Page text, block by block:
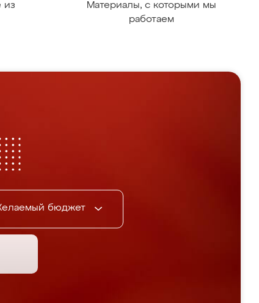
из
Материалы, с которыми мы
работаем
бюджет